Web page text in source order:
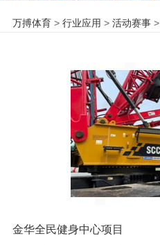
万搏体育> 行业应用 > 活动赛事>
金华全民健身中心项目